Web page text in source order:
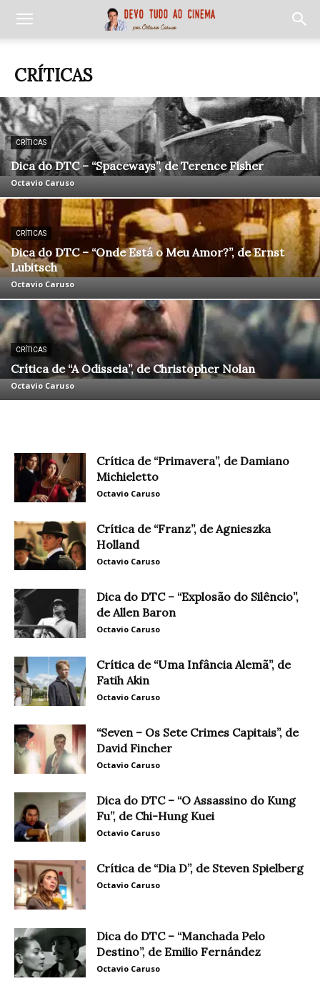
CRÍTICAS
CRÍTICAS
Dica do DTC – “Spaceways”, de Terence Fisher
Octavio Caruso
CRÍTICAS
Dica do DTC – “Onde Está o Meu Amor?”, de Ernst
Lubitsch
Octavio Caruso
CRÍTICAS
Crítica de “A Odisseia”, de Christopher Nolan
Octavio Caruso
Crítica de “Primavera”, de Damiano
Michieletto
Octavio Caruso
Crítica de “Franz”, de Agnieszka
Holland
Octavio Caruso
Dica do DTC – “Explosão do Silêncio”,
de Allen Baron
Octavio Caruso
Crítica de “Uma Infância Alemã”, de
Fatih Akin
Octavio Caruso
“Seven – Os Sete Crimes Capitais”, de
David Fincher
Octavio Caruso
Dica do DTC – “O Assassino do Kung
Fu”, de Chi-Hung Kuei
Octavio Caruso
Crítica de “Dia D”, de Steven Spielberg
Octavio Caruso
Dica do DTC – “Manchada Pelo
Destino”, de Emilio Fernández
Octavio Caruso